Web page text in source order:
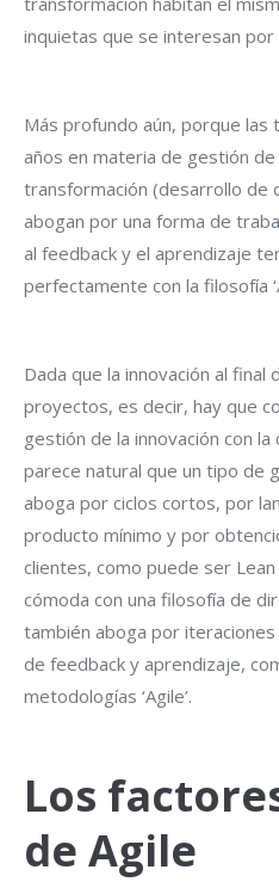
inquietas que se interesan por
Más profundo aún, porque las
años en materia de gestión
transformación (desarrollo de
abogan por una forma de
al feedback y el aprendizaje
perfectamente con la filosofía
Dada que la innovación al final
proyectos, es decir, hay que
gestión de la innovación con
parece natural que un tipo de
aboga por ciclos cortos, por
producto mínimo y por
clientes, como puede ser
cómoda con una filosofía de
también aboga por
de feedback y aprendizaje,
metodologías ‘Agile’.
Los
de Agile